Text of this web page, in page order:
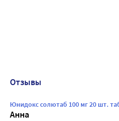
Отзывы
Юнидокс солютаб 100 мг 20 шт.
Анна